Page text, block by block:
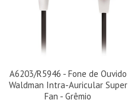
A6203/R5946 - Fone de Ouvido
Waldman Intra-Auricular Super
Fan - Grêmio